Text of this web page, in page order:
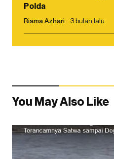
Polda
Risma Azhari 3 bulan lalu
You May Also Like